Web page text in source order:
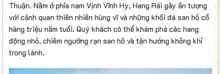
Thuận. Nằm ở phía nam Vịnh Vĩnh Hy, Hang Rái gây ấn tượng
với cảnh quan thiên nhiên hùng vĩ và những khối đá san hô cổ
hàng triệu năm tuổi. Quý khách có thể khám phá các hang
động nhỏ, chiêm ngưỡng rạn san hô và tận hưởng không khí
trong lành.